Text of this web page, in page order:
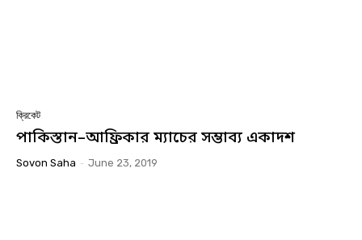
ক্রিকেট
পাকিস্তান–আফ্রিকার ম্যাচের সম্ভাব্য একাদশ
Sovon Saha - June 23, 2019